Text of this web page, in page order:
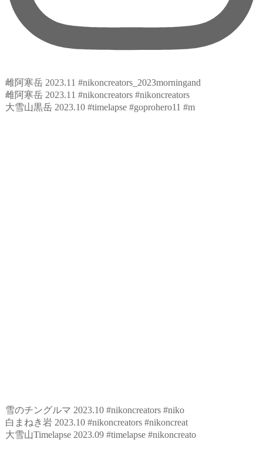
雌阿寒岳 2023.11 #nikoncreators_2023morningand
雌阿寒岳 2023.11 #nikoncreators #nikoncreators
大雪山黒岳 2023.10 #timelapse #goprohero11 #m
雪のチングルマ 2023.10 #nikoncreators #niko
白まねき岩 2023.10 #nikoncreators #nikoncreat
大雪山Timelapse 2023.09 #timelapse #nikoncreato